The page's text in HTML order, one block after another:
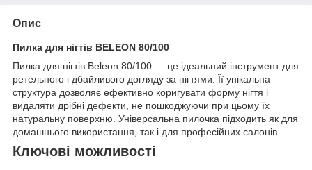
Опис
Пилка для нігтів BELEON 80/100
Пилка для нігтів Beleon 80/100 — це ідеальний інструмент для
ретельного і дбайливого догляду за нігтями. Її унікальна
структура дозволяє ефективно коригувати форму нігтя і
видаляти дрібні дефекти, не пошкоджуючи при цьому їх
натуральну поверхню. Універсальна пилочка підходить як для
домашнього використання, так і для професійних салонів.
Ключові можливості